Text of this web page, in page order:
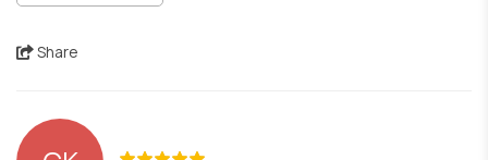
Share